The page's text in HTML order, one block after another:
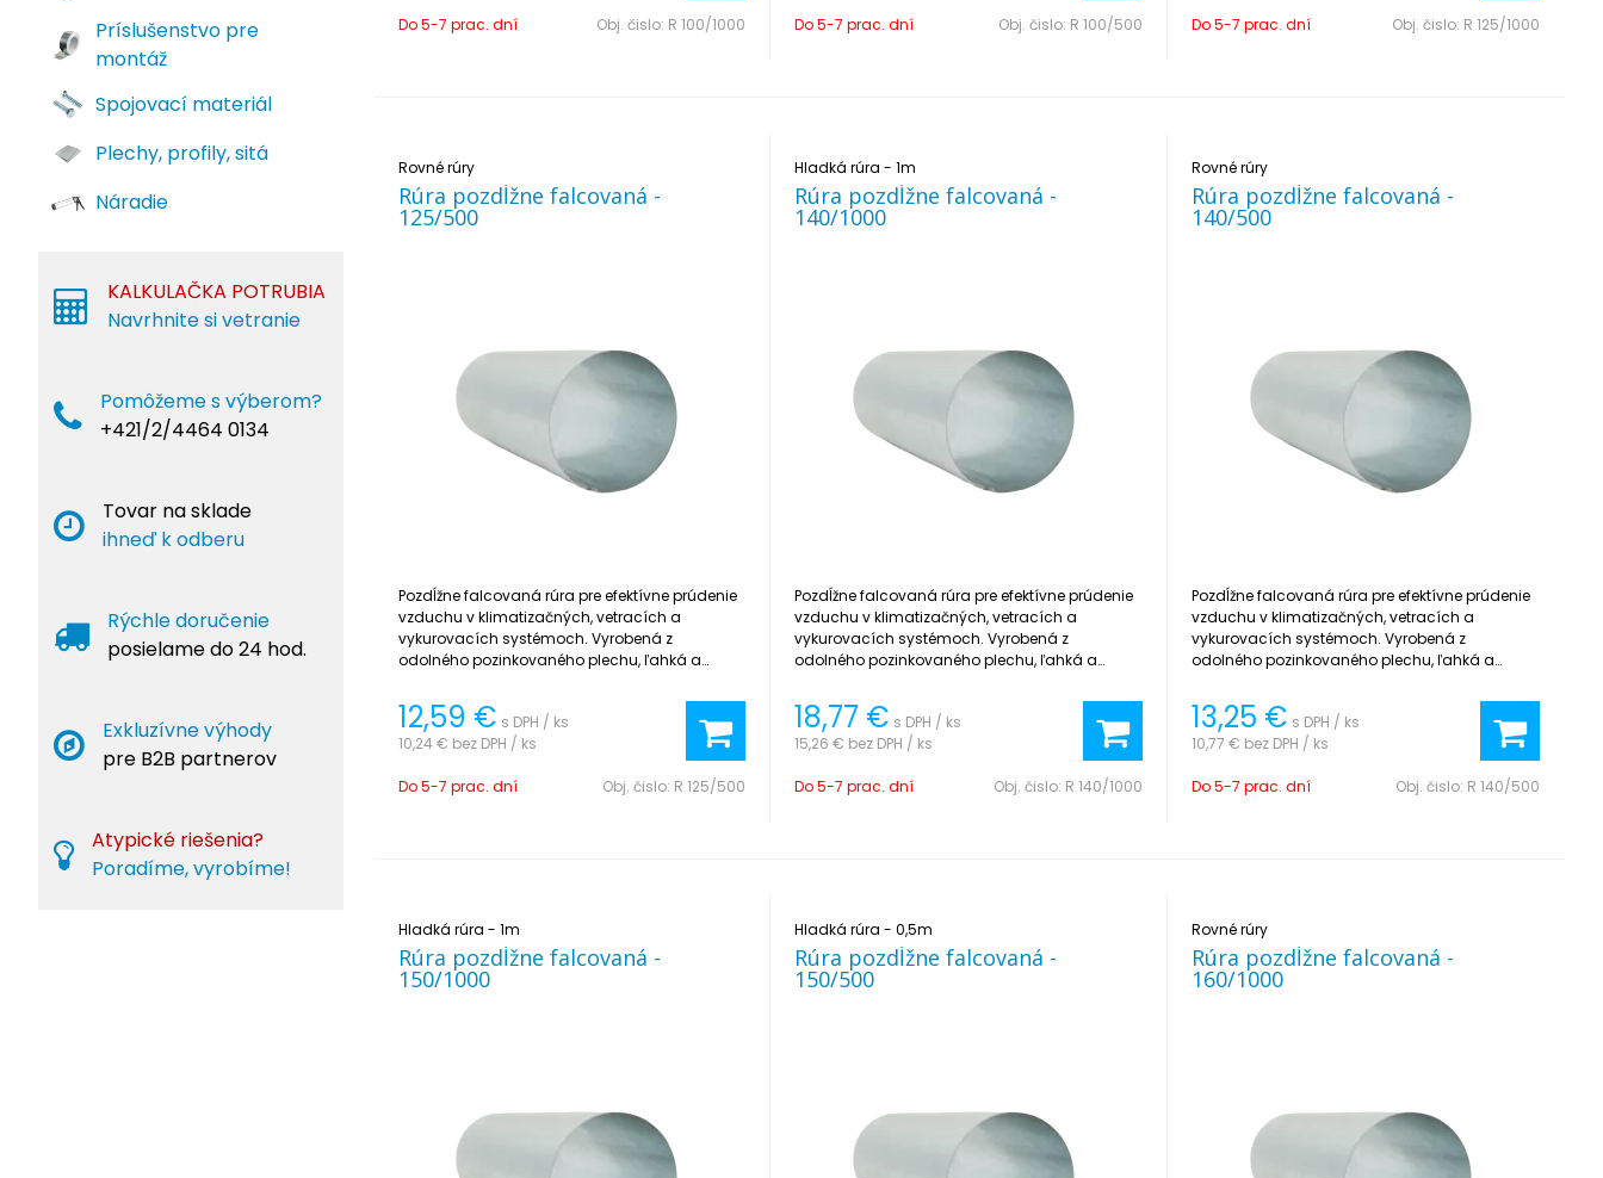
Do 5-7 prac. dní Obj. čislo: R 100/1000 Do 5-7 prac. dní Obj. čislo: R 100/500 Do 5-7 prac. dní Obj. čislo: R 125/1000
Rovné rúry
Rúra pozdĺžne falcovaná -
125/500
Pozdĺžne falcovaná rúra pre efektívne prúdenie
vzduchu v klimatizačných, vetracích a
vykurovacích systémoch. Vyrobená z
odolného pozinkovaného plechu, ľahká a
12,59 € s DPH / ks
10,24 € bez DPH / ks
Do 5-7 prac. dní Obj. čislo: R 125/500
Hladká rúra - 1m
Rúra pozdĺžne falcovaná -
140/1000
Pozdĺžne falcovaná rúra pre efektívne prúdenie
vzduchu v klimatizačných, vetracích a
vykurovacích systémoch. Vyrobená z
odolného pozinkovaného plechu, ľahká a
18,77 € s DPH / ks
15,26 € bez DPH / ks
Do 5-7 prac. dní Obj. čislo: R 140/1000
Rovné rúry
Rúra pozdĺžne falcovaná -
140/500
Pozdĺžne falcovaná rúra pre efektívne prúdenie
vzduchu v klimatizačných, vetracích a
vykurovacích systémoch. Vyrobená z
odolného pozinkovaného plechu, ľahká a
13,25 € s DPH / ks
10,77 € bez DPH / ks
Do 5-7 prac. dní Obj. čislo: R 140/500
Hladká rúra - 1m
Rúra pozdĺžne falcovaná -
150/1000
Hladká rúra - 0,5m
Rúra pozdĺžne falcovaná -
150/500
Rovné rúry
Rúra pozdĺžne falcovaná -
160/1000
Príslušenstvo pre
montáž
Spojovací materiál
Plechy, profily, sitá
Náradie
KALKULAČKA POTRUBIA
Navrhnite si vetranie
Pomôžeme s výberom?
+421/2/4464 0134
Tovar na sklade
ihneď k odberu
Rýchle doručenie
posielame do 24 hod.
Exkluzívne výhody
pre B2B partnerov
Atypické riešenia?
Poradíme, vyrobíme!